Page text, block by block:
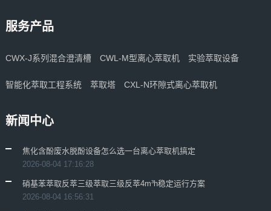
服务产品
CWX-J系列混合澄清槽 CWL-M型离心萃取机 实验萃取设备
智能化萃取工程系统 萃取塔 CXL-N环隙式离心萃取机
新闻中心
焦化含酚废水脱酚设备怎么选一台离心萃取机搞定
2026-08-04 17:16:28
硝基苯萃取反萃三级萃取三级反萃4m³h稳定运行方案
2026-08-04 16:56:31